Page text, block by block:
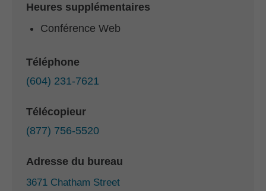
Heures supplémentaires
Conférence Web
Téléphone
(604) 231-7621
Télécopieur
(877) 756-5520
Adresse du bureau
3671 Chatham Street